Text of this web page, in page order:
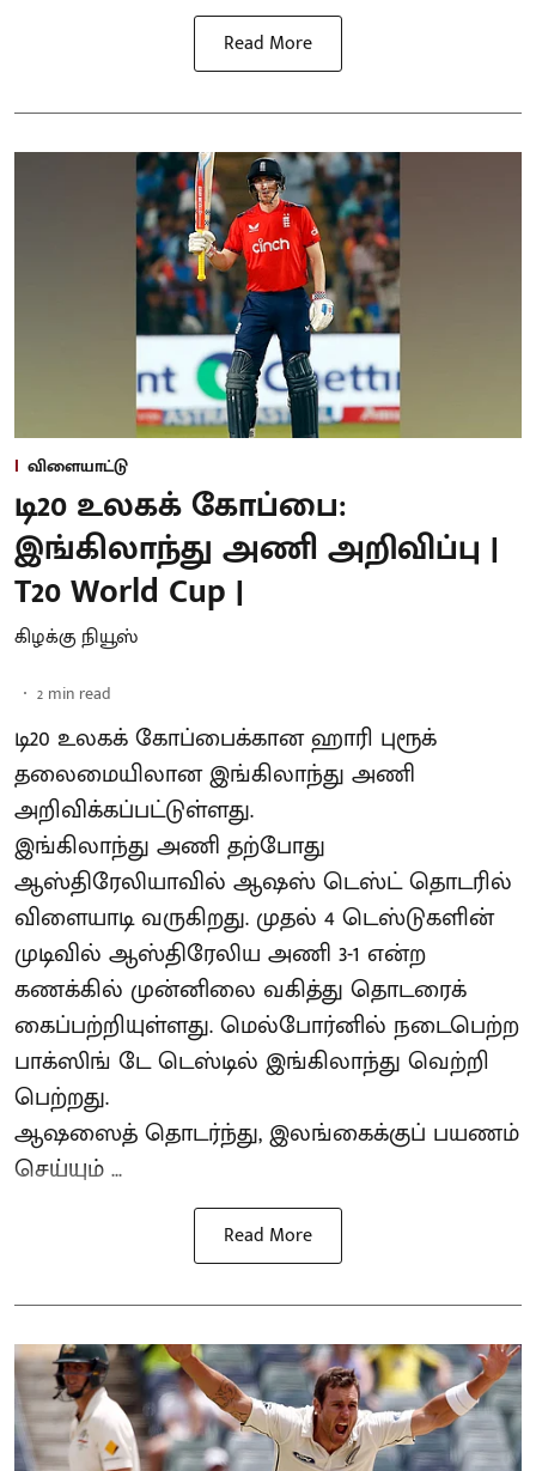
Read More
விளையாட்டு
டி20 உலகக் கோப்பை:
இங்கிலாந்து அணி அறிவிப்பு |
T20 World Cup |
கிழக்கு நியூஸ்
2 min read
டி20 உலகக் கோப்பைக்கான ஹாரி புரூக்
தலைமையிலான இங்கிலாந்து அணி
அறிவிக்கப்பட்டுள்ளது.
இங்கிலாந்து அணி தற்போது
ஆஸ்திரேலியாவில் ஆஷஸ் டெஸ்ட் தொடரில்
விளையாடி வருகிறது. முதல் 4 டெஸ்டுகளின்
முடிவில் ஆஸ்திரேலிய அணி 3-1 என்ற
கணக்கில் முன்னிலை வகித்து தொடரைக்
கைப்பற்றியுள்ளது. மெல்போர்னில் நடைபெற்ற
பாக்ஸிங் டே டெஸ்டில் இங்கிலாந்து வெற்றி
பெற்றது.
ஆஷஸைத் தொடர்ந்து, இலங்கைக்குப் பயணம்
செய்யும் ...
Read More